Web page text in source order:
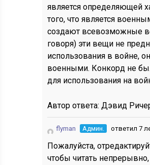
является определяющей
того, что является
создают всевозможные
говоря) эти вещи не
использования в войне,
военными. Конкорд не
для использования на
Автор ответа:Дэвид
flyman Админ. ответил 7
Пожалуйста,
чтобы читать